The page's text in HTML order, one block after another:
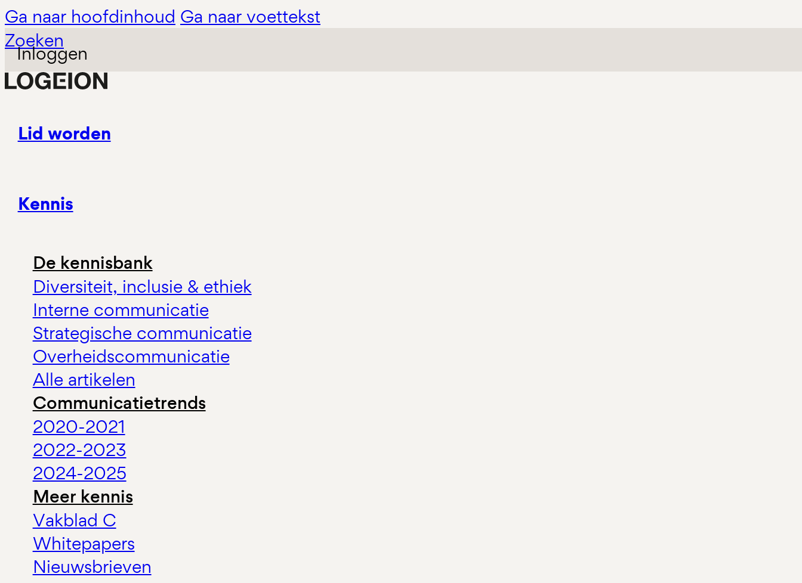
Ga naar hoofdinhoud Ga naar voettekst
Zoeken
Inloggen
Lid worden
Kennis
De kennisbank
Diversiteit, inclusie & ethiek
Interne communicatie
Strategische communicatie
Overheidscommunicatie
Alle artikelen
Communicatietrends
2020-2021
2022-2023
2024-2025
Meer kennis
Vakblad C
Whitepapers
Nieuwsbrieven